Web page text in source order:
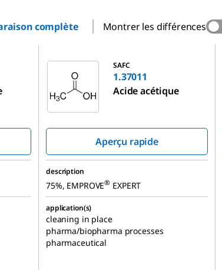
complète Montrer les différences
SAFC
1.37011
Acide acétique
Aperçu rapide
description
75%, EMPROVE® EXPERT
application(s)
cleaning in place
pharma/biopharma processes
pharmaceutical